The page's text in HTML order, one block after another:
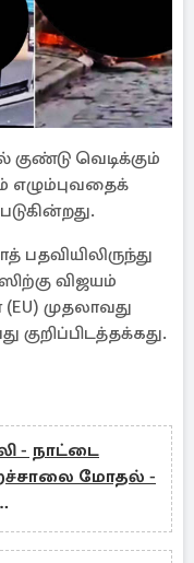
குண்டு வெடிக்கும்
எழும்புவதைக்
பதவியிலிருந்து
விஜயம்
முதலாவது
- நாட்டை
மோதல் -
விஜயம்